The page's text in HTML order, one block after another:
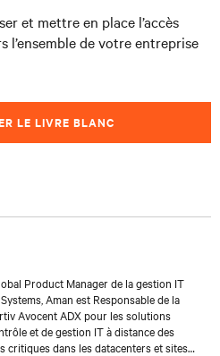
et mettre en place l’accès
l’ensemble de votre entreprise
LE LIVRE BLANC
Product Manager de la gestion IT
Aman est Responsable de la
Avocent ADX pour les solutions
et de gestion IT à distance des
critiques dans les datacenters et sites